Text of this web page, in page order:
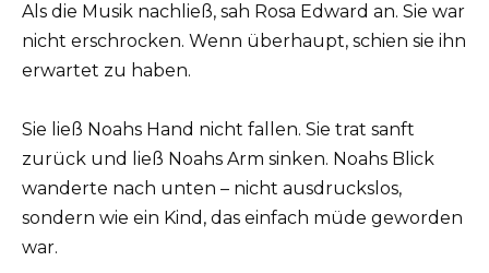
Als die Musik nachließ, sah Rosa Edward an. Sie war
nicht erschrocken. Wenn überhaupt, schien sie ihn
erwartet zu haben.
Sie ließ Noahs Hand nicht fallen. Sie trat sanft
zurück und ließ Noahs Arm sinken. Noahs Blick
wanderte nach unten – nicht ausdruckslos,
sondern wie ein Kind, das einfach müde geworden
war.